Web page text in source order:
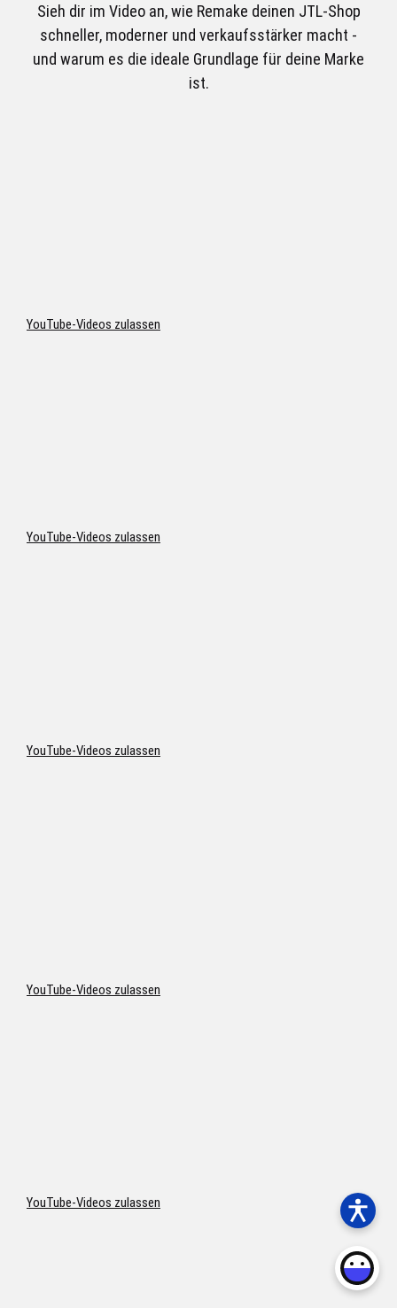
Sieh dir im Video an, wie Remake deinen JTL-Shop
schneller, moderner und verkaufsstärker macht -
und warum es die ideale Grundlage für deine Marke
ist.
YouTube-Videos zulassen
YouTube-Videos zulassen
YouTube-Videos zulassen
YouTube-Videos zulassen
YouTube-Videos zulassen